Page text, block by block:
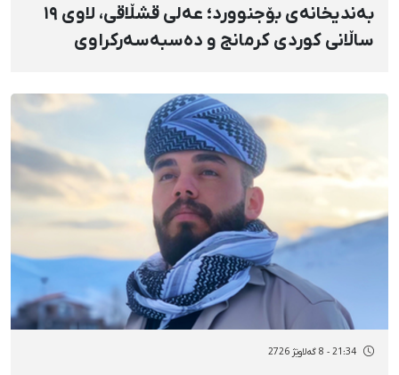
بەندیخانەی بۆجنوورد؛ عەلی قشڵاقی، لاوی ١٩
ساڵانی کوردی کرمانج و دەسبەسەرکراوی
بەندکرانە
21:34 - 8 گەلاوێژ 2726